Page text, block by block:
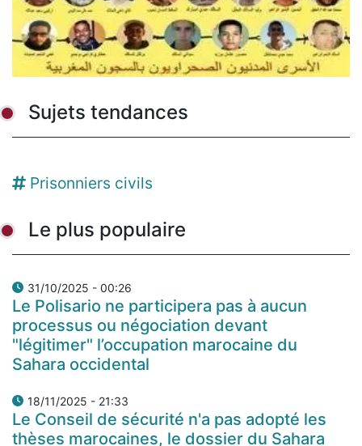
Sujets tendances
Prisonniers civils
Le plus populaire
31/10/2025 - 00:26
Le Polisario ne participera pas à aucun
processus ou négociation devant
"légitimer" l’occupation marocaine du
Sahara occidental
18/11/2025 - 21:33
Le Conseil de sécurité n'a pas adopté les
thèses marocaines, le dossier du Sahara